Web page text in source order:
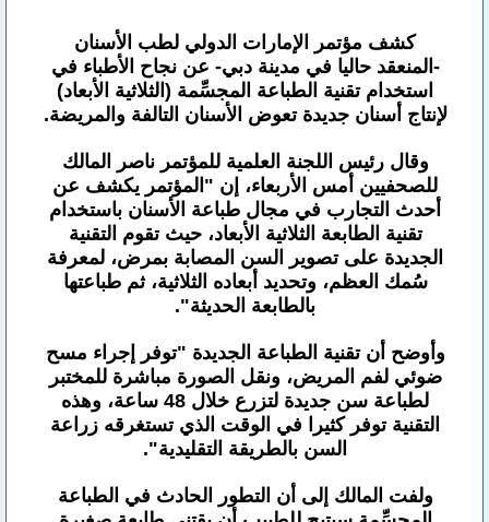
كشف مؤتمر الإمارات الدولي لطب الأسنان
-المنعقد حاليا في مدينة دبي- عن نجاح الأطباء في
استخدام تقنية الطباعة المجسِّمة (الثلاثية الأبعاد)
لإنتاج أسنان جديدة تعوض الأسنان التالفة والمريضة.
وقال رئيس اللجنة العلمية للمؤتمر ناصر المالك
للصحفيين أمس الأربعاء، إن "المؤتمر يكشف عن
أحدث التجارب في مجال طباعة الأسنان باستخدام
تقنية الطابعة الثلاثية الأبعاد، حيث تقوم التقنية
الجديدة على تصوير السن المصابة بمرض، لمعرفة
سُمك العظم، وتحديد أبعاده الثلاثية، ثم طباعتها
بالطابعة الحديثة".
وأوضح أن تقنية الطباعة الجديدة "توفر إجراء مسح
ضوئي لفم المريض، ونقل الصورة مباشرة للمختبر
لطباعة سن جديدة لتزرع خلال 48 ساعة، وهذه
التقنية توفر كثيرا في الوقت الذي تستغرقه زراعة
السن بالطريقة التقليدية".
ولفت المالك إلى أن التطور الحادث في الطباعة